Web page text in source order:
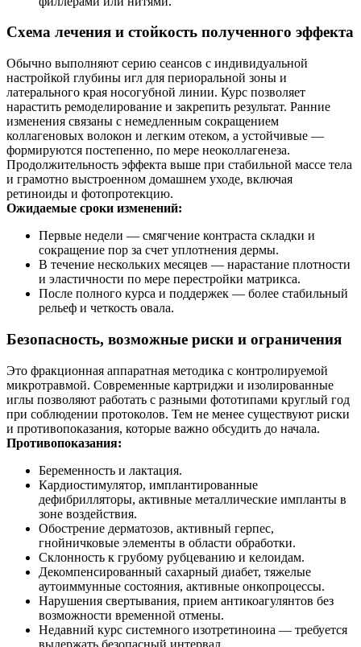
Схема лечения и стойкость полученного эффекта
Обычно выполняют серию сеансов с индивидуальной
настройкой глубины игл для периоральной зоны и
латерального края носогубной линии. Курс позволяет
нарастить ремоделирование и закрепить результат. Ранние
изменения связаны с немедленным сокращением
коллагеновых волокон и легким отеком, а устойчивые —
формируются постепенно, по мере неоколлагенеза.
Продолжительность эффекта выше при стабильной массе тела
и грамотно выстроенном домашнем уходе, включая
ретиноиды и фотопротекцию.
Ожидаемые сроки изменений:
Первые недели — смягчение контраста складки и
сокращение пор за счет уплотнения дермы.
В течение нескольких месяцев — нарастание плотности
и эластичности по мере перестройки матрикса.
После полного курса и поддержек — более стабильный
рельеф и четкость овала.
Безопасность, возможные риски и ограничения
Это фракционная аппаратная методика с контролируемой
микротравмой. Современные картриджи и изолированные
иглы позволяют работать с разными фототипами круглый год
при соблюдении протоколов. Тем не менее существуют риски
и противопоказания, которые важно обсудить до начала.
Противопоказания:
Беременность и лактация.
Кардиостимулятор, имплантированные
дефибрилляторы, активные металлические импланты в
зоне воздействия.
Обострение дерматозов, активный герпес,
гнойничковые элементы в области обработки.
Склонность к грубому рубцеванию и келоидам.
Декомпенсированный сахарный диабет, тяжелые
аутоиммунные состояния, активные онкопроцессы.
Нарушения свертывания, прием антикоагулянтов без
возможности временной отмены.
Недавний курс системного изотретиноина — требуется
выдержать безопасный интервал.